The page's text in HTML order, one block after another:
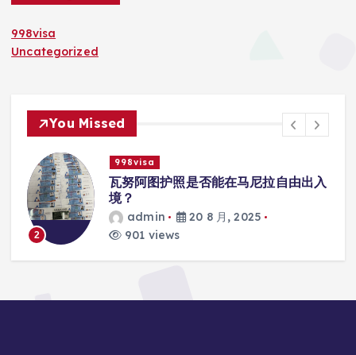
998visa
Uncategorized
You Missed
2
998visa
瓦努阿图护照是否能在马尼拉自由出入
境？
admin
20 8 月, 2025
901 views